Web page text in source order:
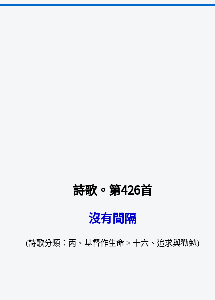
詩歌。第426首
沒有間隔
(詩歌分類：丙、基督作生命 > 十六、追求與勸勉)